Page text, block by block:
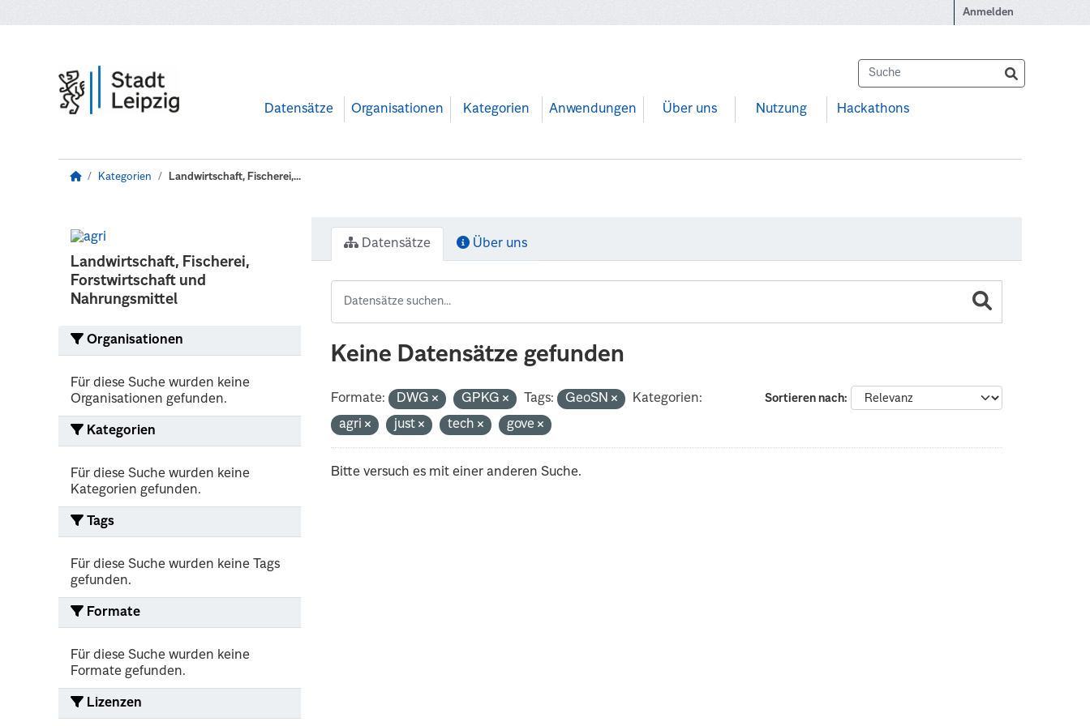
Anmelden
Datensätze Organisationen Kategorien Anwendungen Über uns Nutzung Hackathons
Kategorien Landwirtschaft, Fischerei,...
Landwirtschaft, Fischerei,
Forstwirtschaft und
Nahrungsmittel
Organisationen
Für diese Suche wurden keine
Organisationen gefunden.
Kategorien
Für diese Suche wurden keine
Kategorien gefunden.
Tags
Für diese Suche wurden keine Tags
gefunden.
Formate
Für diese Suche wurden keine
Formate gefunden.
Lizenzen
Datensätze Über uns
Keine Datensätze gefunden
Sortieren nach
Formate: DWG GPKG Tags: GeoSN
Kategorien:
agri
just tech gove
Bitte versuch es mit einer anderen Suche.